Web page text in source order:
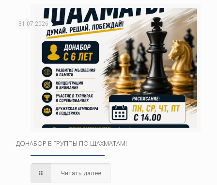
31.07.2026
ДОНАБОР В ГРУППЫ ПО ШАХМАТАМ!
Читать далее